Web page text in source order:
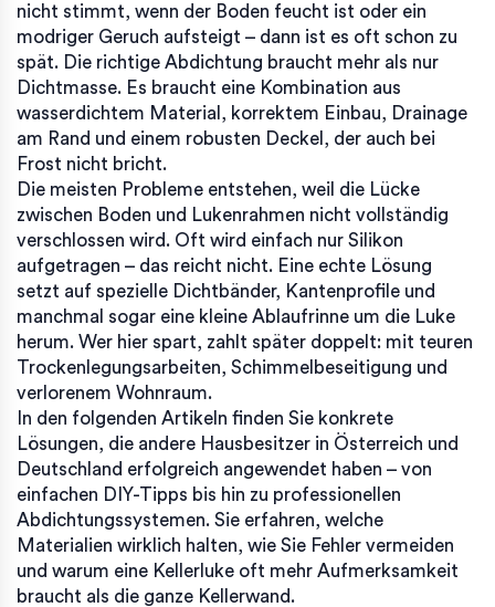
nicht stimmt, wenn der Boden feucht ist oder ein
modriger Geruch aufsteigt – dann ist es oft schon zu
spät. Die richtige Abdichtung braucht mehr als nur
Dichtmasse. Es braucht eine Kombination aus
wasserdichtem Material, korrektem Einbau, Drainage
am Rand und einem robusten Deckel, der auch bei
Frost nicht bricht.
Die meisten Probleme entstehen, weil die Lücke
zwischen Boden und Lukenrahmen nicht vollständig
verschlossen wird. Oft wird einfach nur Silikon
aufgetragen – das reicht nicht. Eine echte Lösung
setzt auf spezielle Dichtbänder, Kantenprofile und
manchmal sogar eine kleine Ablaufrinne um die Luke
herum. Wer hier spart, zahlt später doppelt: mit teuren
Trockenlegungsarbeiten, Schimmelbeseitigung und
verlorenem Wohnraum.
In den folgenden Artikeln finden Sie konkrete
Lösungen, die andere Hausbesitzer in Österreich und
Deutschland erfolgreich angewendet haben – von
einfachen DIY-Tipps bis hin zu professionellen
Abdichtungssystemen. Sie erfahren, welche
Materialien wirklich halten, wie Sie Fehler vermeiden
und warum eine Kellerluke oft mehr Aufmerksamkeit
braucht als die ganze Kellerwand.